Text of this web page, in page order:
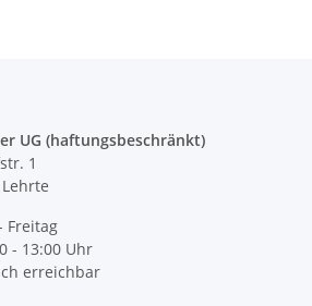
UG (haftungsbeschränkt)
1
Freitag
- 13:00 Uhr
erreichbar